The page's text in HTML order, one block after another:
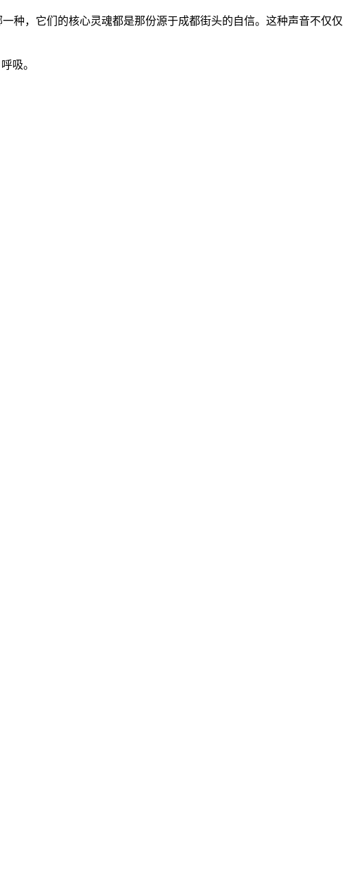
，它们的核心灵魂都是那份源于成都街头的自信。这种声音不仅仅
吸。